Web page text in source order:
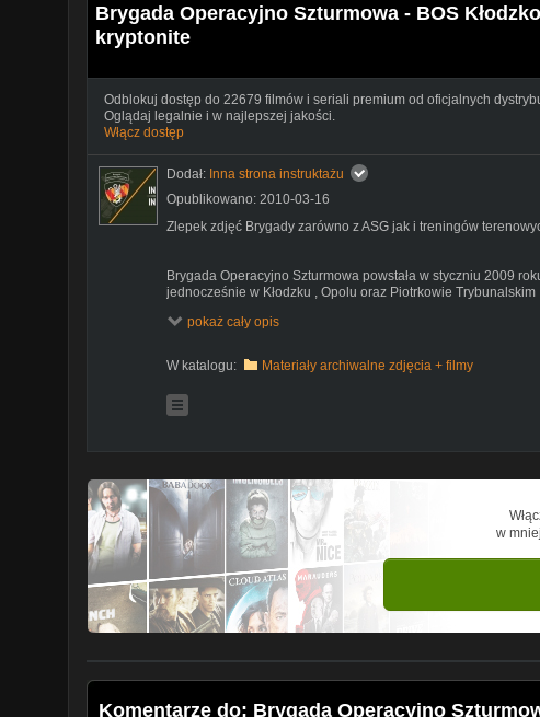
Brygada Operacyjno Szturmowa - BOS
kryptonite
Odblokuj dostęp do 22679 filmów i seriali premium od oficjalnych
Oglądaj legalnie i w najlepszej jakości.
Włącz dostęp
Dodał: Inna strona instruktażu
Opublikowano: 2010-03-16
Zlepek zdjęć Brygady zarówno z ASG jak i treningów
Brygada Operacyjno Szturmowa powstała w styczniu 2009
jednocześnie w Kłodzku , Opolu oraz Piotrkowie
liczyć po 6 osób . Dzięki szczęściu nasza brygada znacznie
Symbolika brygady :
Skrzydła - symbolizują biało czerwone skrzydła orła
Miecz - symbolizujący jednostki specjalne
pokaż cały opis
W katalogu: Materiały archiwalne zdjęcia + filmy
w
Komentarze do: Brygada Operacyjno